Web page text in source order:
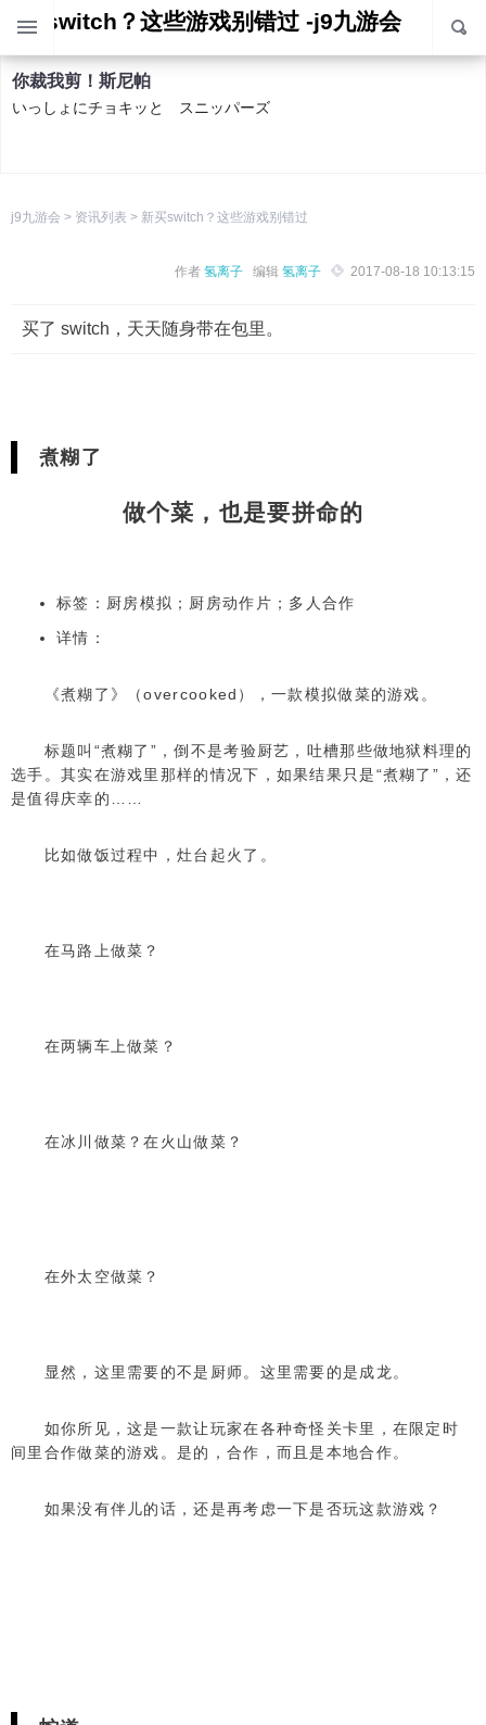
新买switch？这些游戏别错过 -j9九游会
你裁我剪！斯尼帕
いっしょにチョキッと スニッパーズ
splatoon 2
mario kart 8 deluxe
the binding of isaac: rebirth
铲子骑士
shovel knight
j9九游会 > 资讯列表 > 新买switch？这些游戏别错过
作者 氢离子 编辑 氢离子 2017-08-18 10:13:15
买了 switch，天天随身带在包里。
煮糊了
做个菜，也是要拼命的
标签：厨房模拟；厨房动作片；多人合作
详情：
《煮糊了》（overcooked），一款模拟做菜的游戏。
标题叫“煮糊了”，倒不是考验厨艺，吐槽那些做地狱料理的
选手。其实在游戏里那样的情况下，如果结果只是“煮糊了”，还
是值得庆幸的……
比如做饭过程中，灶台起火了。
在马路上做菜？
在两辆车上做菜？
在冰川做菜？在火山做菜？
在外太空做菜？
显然，这里需要的不是厨师。这里需要的是成龙。
如你所见，这是一款让玩家在各种奇怪关卡里，在限定时
间里合作做菜的游戏。是的，合作，而且是本地合作。
如果没有伴儿的话，还是再考虑一下是否玩这款游戏？